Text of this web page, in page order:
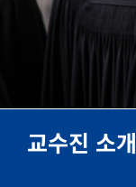
교수진 소개